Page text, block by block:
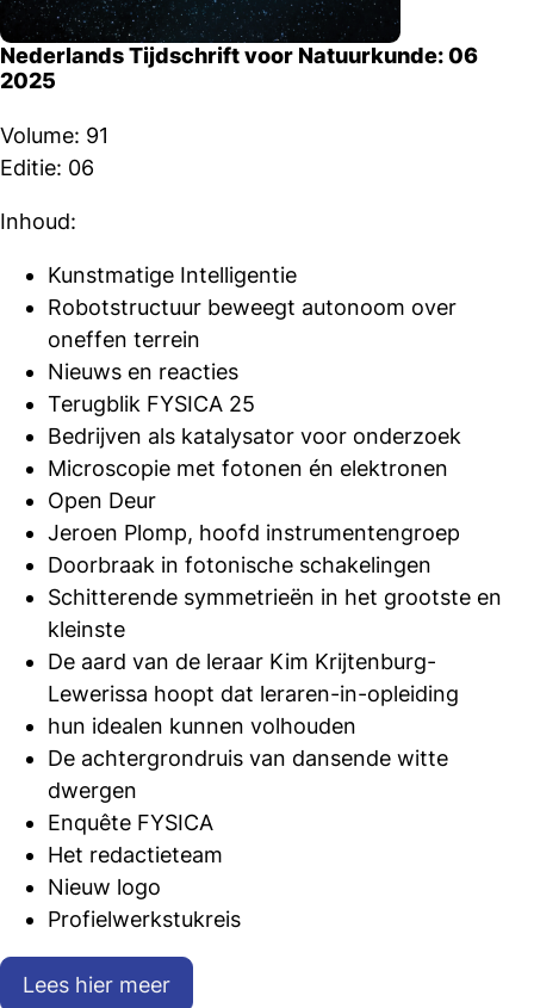
Nederlands Tijdschrift voor Natuurkunde: 06
2025
Volume: 91
Editie: 06
Inhoud:
Kunstmatige Intelligentie
Robotstructuur beweegt autonoom over
oneffen terrein
Nieuws en reacties
Terugblik FYSICA 25
Bedrijven als katalysator voor onderzoek
Microscopie met fotonen én elektronen
Open Deur
Jeroen Plomp, hoofd instrumentengroep
Doorbraak in fotonische schakelingen
Schitterende symmetrieën in het grootste en
kleinste
De aard van de leraar Kim Krijtenburg-
Lewerissa hoopt dat leraren-in-opleiding
hun idealen kunnen volhouden
De achtergrondruis van dansende witte
dwergen
Enquête FYSICA
Het redactieteam
Nieuw logo
Profielwerkstukreis
Lees hier meer